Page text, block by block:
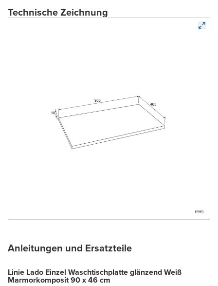
Technische Zeichnung
Anleitungen und Ersatzteile
Linie Lado Einzel Waschtischplatte glänzend Weiß
Marmorkomposit 90 x 46 cm